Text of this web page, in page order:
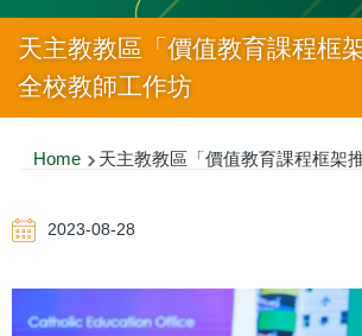
天主教教區「價值教育課程框
全校教師工作坊
Breadcrumb
Home 天主教教區「價值教育課程框架
2023-08-28